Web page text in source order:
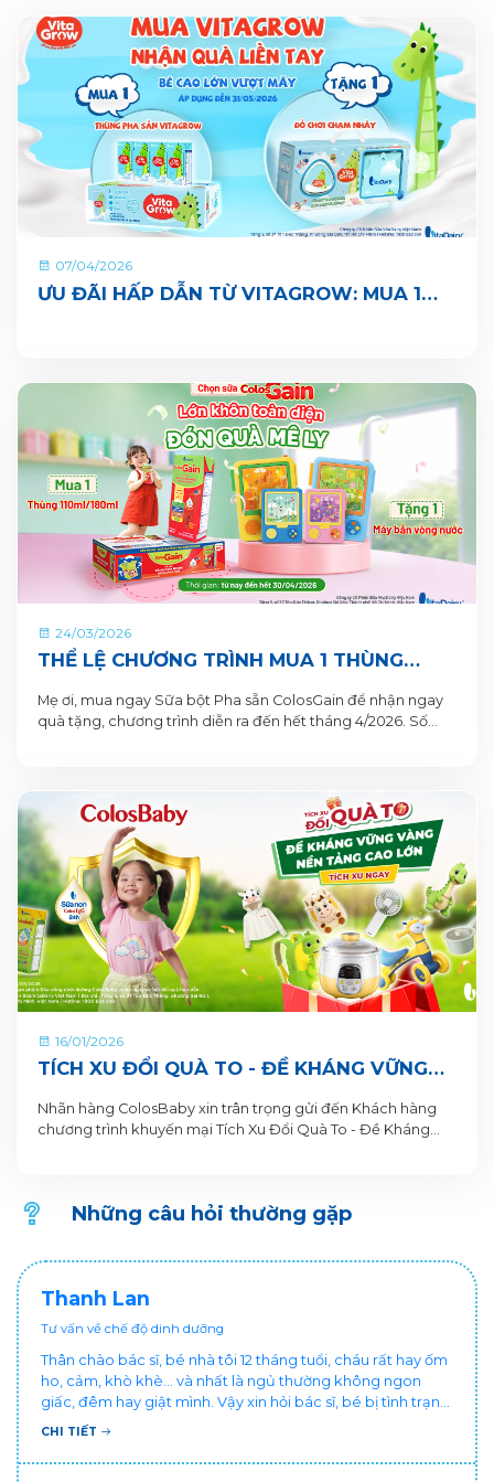
07/04/2026
ƯU ĐÃI HẤP DẪN TỪ VITAGROW: MUA 1
24/03/2026
THỂ LỆ CHƯƠNG TRÌNH MUA 1 THÙNG
Mẹ ơi, mua ngay Sữa bột Pha sẵn ColosGain để nhận ngay
quà tặng, chương trình diễn ra đến hết tháng 4/2026. Số
16/01/2026
TÍCH XU ĐỔI QUÀ TO - ĐỀ KHÁNG VỮNG
PHA SẴN COLOSBABY
Nhãn hàng ColosBaby xin trân trọng gửi đến Khách hàng
chương trình khuyến mại Tích Xu Đổi Quà To - Đề Kháng
Những câu hỏi thường gặp
Thanh Lan
Tư vấn về chế độ dinh dưỡng
Thân chào bác sĩ, bé nhà tôi 12 tháng tuổi, cháu rất hay ốm
ho, cảm, khò khè... và nhất là ngủ thường không ngon
giấc, đêm hay giật mình. Vậy xin hỏi bác sĩ, bé bị tình trạng
vậy nên làm sao để con khỏe mạnh và ngủ ngon giấc hơn
chăm cháu hay ốm ạ?. Cảm ơn bác sĩ.
CHI TIẾT